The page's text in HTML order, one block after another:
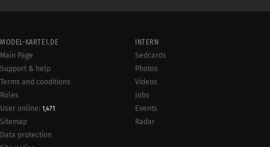
MODEL-KARTEI.DE
Main Page
Support & help
Terms and conditions
Rules
User online: 1,471
Sitemap
Data protection
INTERN
Sedcards
Photos
Videos
Jobs
Events
Radar